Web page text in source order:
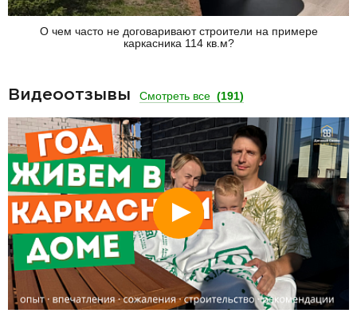
О чем часто не договаривают строители на примере
каркасника 114 кв.м?
Видеоотзывы Смотреть все (191)
Смотреть